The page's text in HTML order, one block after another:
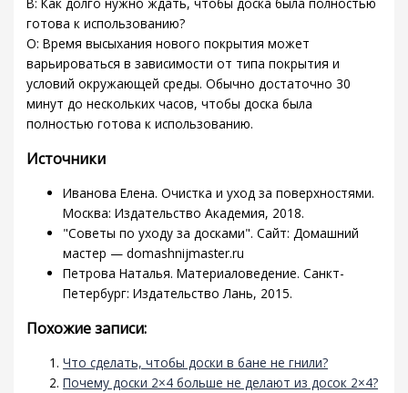
В: Как долго нужно ждать, чтобы доска была полностью
готова к использованию?
О: Время высыхания нового покрытия может
варьироваться в зависимости от типа покрытия и
условий окружающей среды. Обычно достаточно 30
минут до нескольких часов, чтобы доска была
полностью готова к использованию.
Источники
Иванова Елена. Очистка и уход за поверхностями.
Москва: Издательство Академия, 2018.
"Советы по уходу за досками". Сайт: Домашний
мастер — domashnijmaster.ru
Петрова Наталья. Материаловедение. Санкт-
Петербург: Издательство Лань, 2015.
Похожие записи:
Что сделать, чтобы доски в бане не гнили?
Почему доски 2×4 больше не делают из досок 2×4?